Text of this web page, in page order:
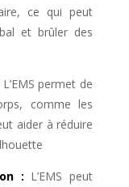
ce qui peut
et brûler des
L’EMS permet de
comme les
aider à réduire
: L’EMS peut